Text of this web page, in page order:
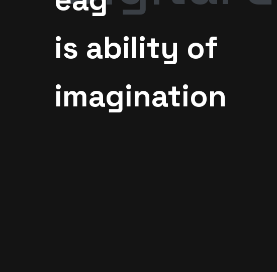
is ability of
imagination